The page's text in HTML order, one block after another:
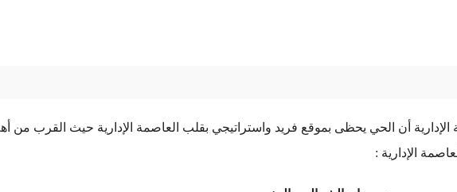
أن الحي يحظى بموقع فريد واستراتيجي بقلب العاصمة الإدارية حيث القرب من
الإدارية :